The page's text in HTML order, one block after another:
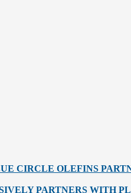
CIRCLE OLEFINS
PARTNERS WITH